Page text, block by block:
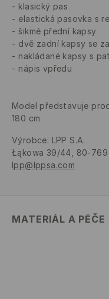
klasický pas
elastická pasovka s
šikmé přední kapsy
dvě zadní kapsy se
nakládané kapsy s
nápis vpředu
Model představuje
180 cm
Výrobce: LPP S.A.
Łąkowa 39/44, 80-769
lpp@lppsa.com
MATERIÁL A PÉČE